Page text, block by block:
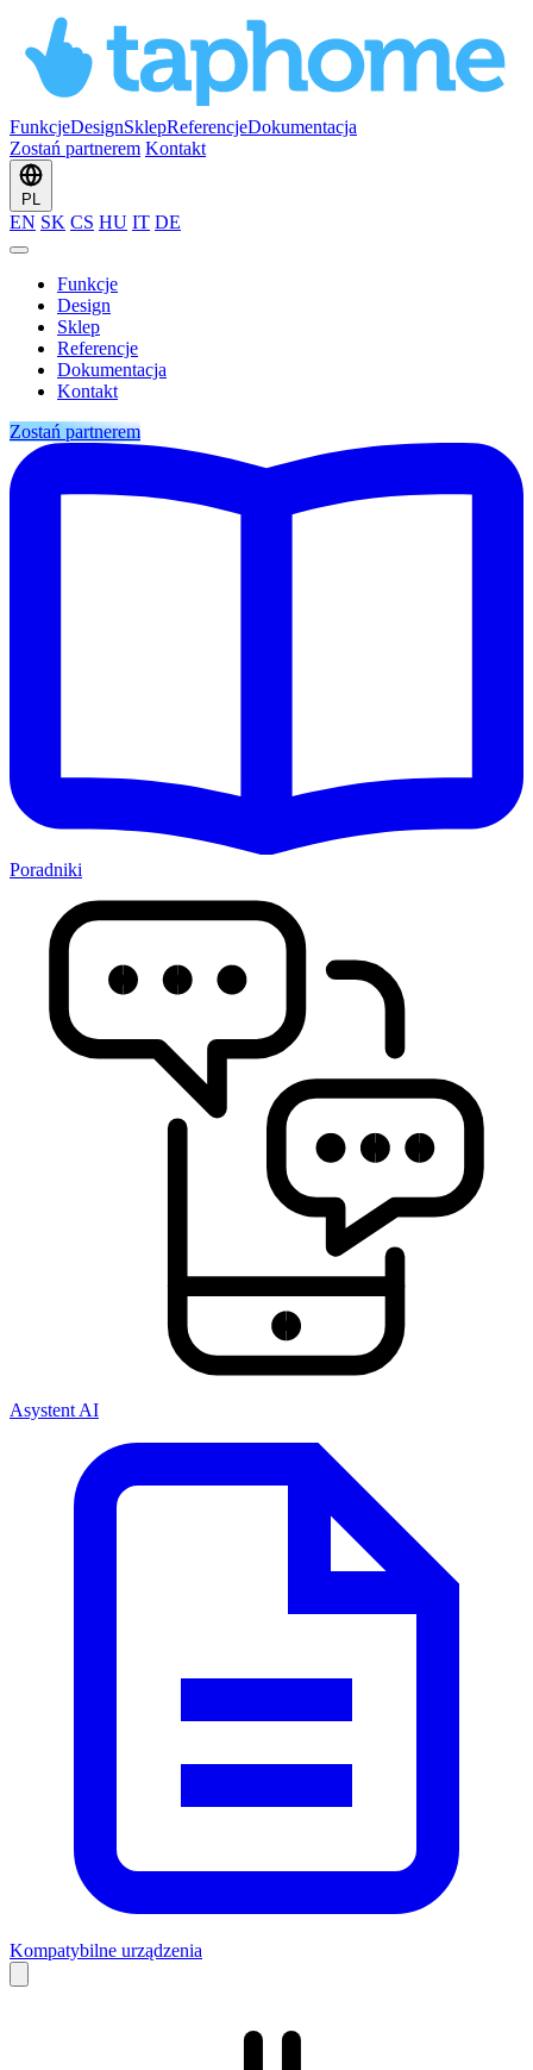
FunkcjeDesignSklepReferencjeDokumentacja
Zostań partnerem Kontakt
PL
EN SK CS HU IT DE
Funkcje
Design
Sklep
Referencje
Dokumentacja
Kontakt
Zostań partnerem
Poradniki
Asystent AI
Kompatybilne urządzenia